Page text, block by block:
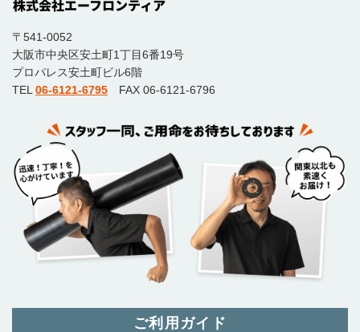
〒541-0052
大阪市中央区安土町1丁目6番19号
プロパレス安土町ビル6階
TEL 06-6121-6795 FAX 06-6121-6796
ご利用ガイド